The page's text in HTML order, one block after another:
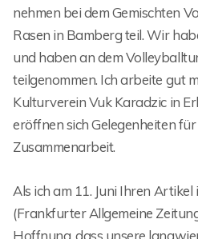
nehmen bei dem Gemischten
Rasen in Bamberg teil. Wir
und haben an dem
teilgenommen. Ich arbeite gut
Kulturverein Vuk Karadzic in
eröffnen sich Gelegenheiten
Zusammenarbeit.
Als ich am 11. Juni Ihren
(Frankfurter Allgemeine